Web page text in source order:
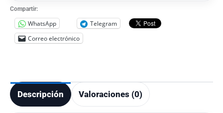
Compartir:
WhatsApp
Telegram
Correo electrónico
Descripción Valoraciones (0)